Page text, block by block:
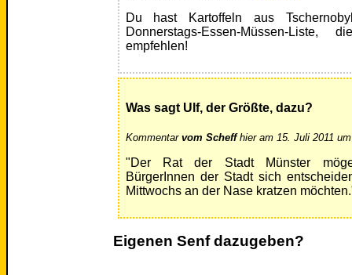
Du hast Kartoffeln aus
Donnerstags-Essen-Müssen-
empfehlen!
Was sagt Ulf, der Größte, dazu?
Kommentar vom Scheffhier am 15. Juli 2011
"Der Rat der Stadt Münster
BürgerInnen der Stadt sich
Mittwochs an der Nase kratzen
Eigenen Senf dazugeben?